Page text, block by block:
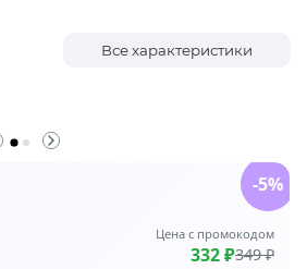
Все характеристики
Цена с промокодом
332 ₽349 ₽
-5%